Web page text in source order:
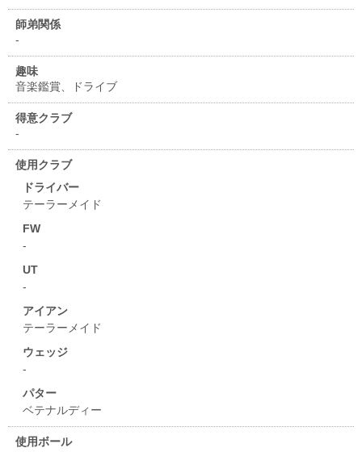
師弟関係
-
趣味
音楽鑑賞、ドライブ
得意クラブ
-
使用クラブ
ドライバー
テーラーメイド
FW
-
UT
-
アイアン
テーラーメイド
ウェッジ
-
パター
ベテナルディー
使用ボール